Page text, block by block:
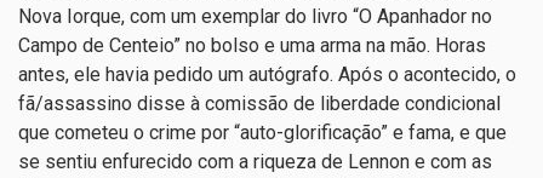
Nova Iorque, com um exemplar do livro “O Apanhador no
Campo de Centeio” no bolso e uma arma na mão. Horas
antes, ele havia pedido um autógrafo. Após o acontecido, o
fã/assassino disse à comissão de liberdade condicional
que cometeu o crime por “auto-glorificação” e fama, e que
se sentiu enfurecido com a riqueza de Lennon e com as